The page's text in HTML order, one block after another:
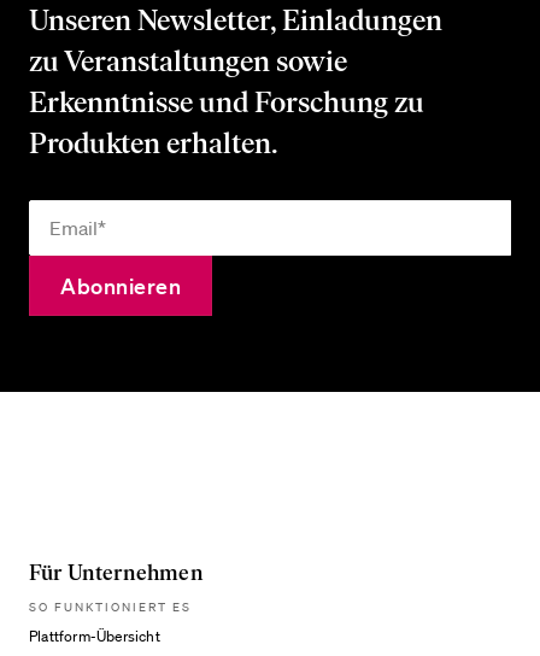
Unseren Newsletter, Einladungen
zu Veranstaltungen sowie
Erkenntnisse und Forschung zu
Produkten erhalten.
Für Unternehmen
SO FUNKTIONIERT ES
Plattform-Übersicht